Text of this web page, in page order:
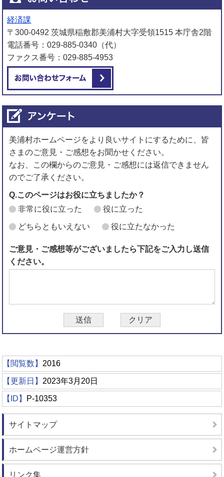
経済課
〒300-0492 茨城県稲敷郡美浦村大字受領1515 本庁舎2階
電話番号：029-885-0340（代）
ファクス番号：029-885-4953
美浦村ホームページをより良いサイトにするために、皆
さまのご意見・ご感想をお聞かせください。
なお、この欄からのご意見・ご感想には返信できません
のでご了承ください。
Q.このページはお役に立ちましたか？
非常に役に立った
役に立った
どちらともいえない 役に立たなかった
ご意見・ご感想等がございましたら下記をご入力し送信
ください。
【閲覧数】 2016
【更新日】 2023年3月20日
【ID】 P-10353
サイトマップ
ホームページ運営方針
リンク集